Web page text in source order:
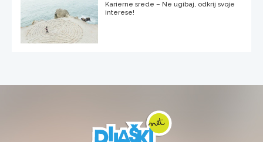
Karierne srede – Ne ugibaj, odkrij svoje
interese!